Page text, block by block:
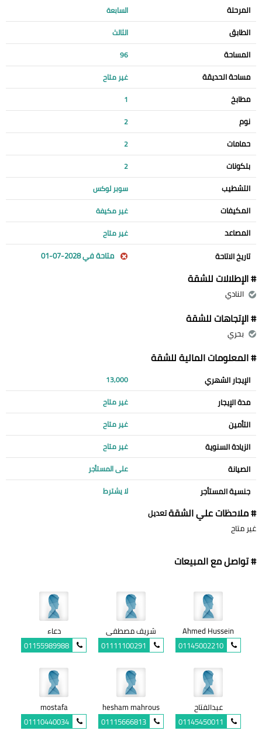
المرحلة السابعة
الطابق الثالث
المساحة 96
مساحة الحديقة غير متاح
مطابخ 1
نوم 2
حمامات 2
بلكونات 2
التشطيب سوبر لوكس
المكيفات غير مكيفة
المصاعد غير متاح
تاريخ الاتاحة متاحة في 2028-07-01
# الإطلالات للشقة
النادي
# الإتجاهات للشقة
بحري
# المعلومات المالية للشقة
الإيجار الشهري 13,000
مدة الإيجار غير متاح
التأمين غير متاح
الزيادة السنوية غير متاح
الصيانة على المستأجر
جنسية المستأجر لا يشترط
# ملاحظات علي الشقةتعديل
غير متاح
# تواصل مع المبيعات
Ahmed Hussein
01145002210
شريف مصطفى
01111100291
دعاء
01155989988
عبدالفتاح
01145450011
hesham mahrous
01115666813
mostafa
01110440034